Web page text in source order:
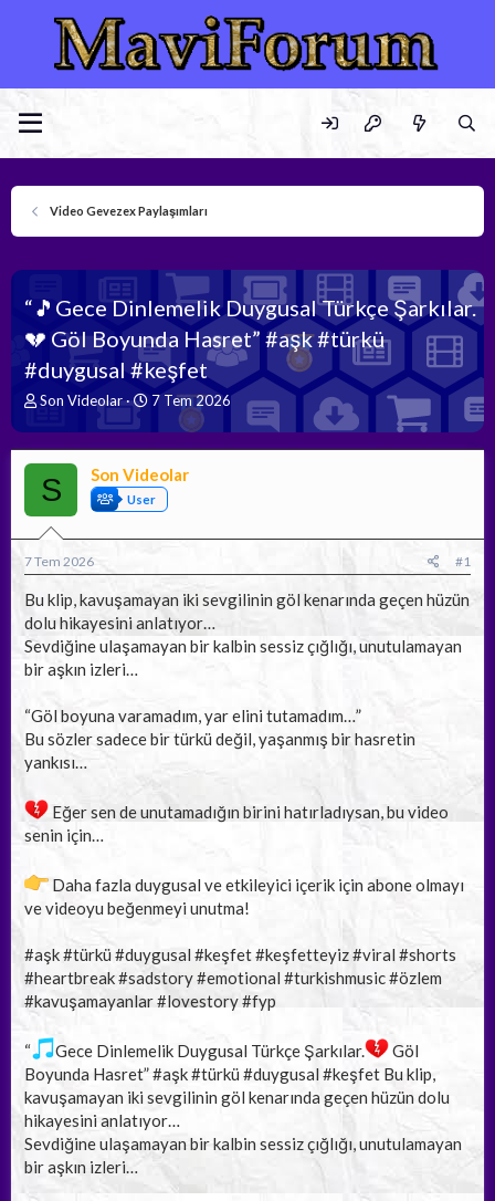
Video Gevezex Paylaşımları
“🎵Gece Dinlemelik Duygusal Türkçe Şarkılar.
💔 Göl Boyunda Hasret” #aşk #türkü
#duygusal #keşfet
K
u
y
u
b
a
ş
l
a
a
n
Son Videolar
B
a
n
ı
t
a
r
h
7 Tem 2026
S Son Videolar
User
7 Tem 2026 #1
Bu klip, kavuşamayan iki sevgilinin göl kenarında geçen hüzün
dolu hikayesini anlatıyor…
Sevdiğine ulaşamayan bir kalbin sessiz çığlığı, unutulamayan
bir aşkın izleri…
“Göl boyuna varamadım, yar elini tutamadım…”
Bu sözler sadece bir türkü değil, yaşanmış bir hasretin
yankısı…
Eğer sen de unutamadığın birini hatırladıysan, bu video
senin için…
Daha fazla duygusal ve etkileyici içerik için abone olmayı
ve videoyu beğenmeyi unutma!
#aşk #türkü #duygusal #keşfet #keşfetteyiz #viral #shorts
#heartbreak #sadstory #emotional #turkishmusic #özlem
#kavuşamayanlar #lovestory #fyp
“ Gece Dinlemelik Duygusal Türkçe Şarkılar.
Göl
Boyunda Hasret” #aşk #türkü #duygusal #keşfet Bu klip,
kavuşamayan iki sevgilinin göl kenarında geçen hüzün dolu
hikayesini anlatıyor…
Sevdiğine ulaşamayan bir kalbin sessiz çığlığı, unutulamayan
bir aşkın izleri…